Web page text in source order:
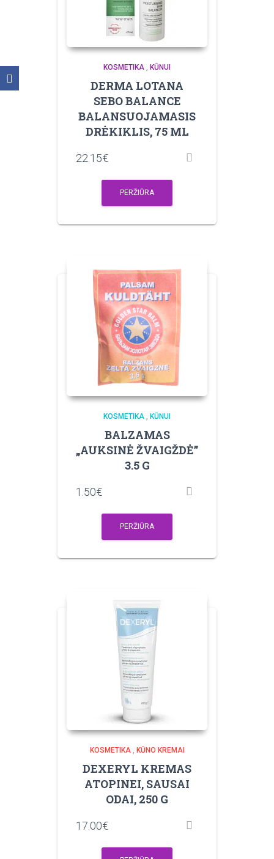
KOSMETIKA , KŪNUI
DERMA LOTANA
SEBO BALANCE
BALANSUOJAMASIS
DRĖKIKLIS, 75 ML
22.15€
PERŽIŪRA
KOSMETIKA , KŪNUI
BALZAMAS
„AUKSINĖ ŽVAIGŽDĖ”
3.5 G
1.50€
PERŽIŪRA
KOSMETIKA, KŪNO KREMAI
DEXERYL KREMAS
ATOPINEI, SAUSAI
ODAI, 250 G
17.00€